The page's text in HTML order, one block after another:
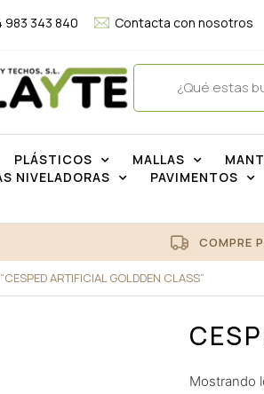
983 343 840 Contacta con nosotros
PLÁSTICOS MALLAS
NIVELADORAS
PAVIMENTOS
COMPRE
ARTIFICIAL GOLDDEN CLASS”
Mostrando